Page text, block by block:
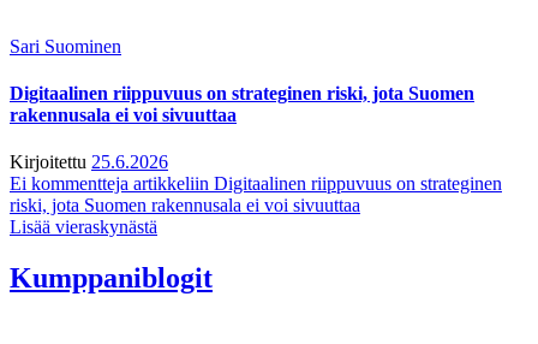
Sari Suominen
Digitaalinen riippuvuus on strateginen riski, jota Suomen
rakennusala ei voi sivuuttaa
Kirjoitettu 25.6.2026
Ei kommentteja artikkeliin Digitaalinen riippuvuus on strateginen
riski, jota Suomen rakennusala ei voi sivuuttaa
Lisää vieraskynästä
Kumppaniblogit